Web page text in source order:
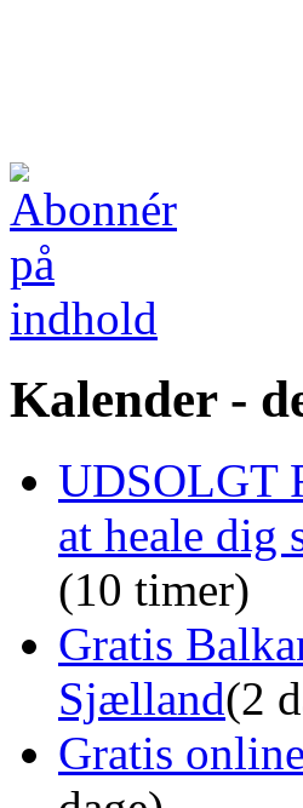
Kalender -
UDSOLGT
at heale dig
(10 timer)
Gratis
Sjælland(2
Gratis